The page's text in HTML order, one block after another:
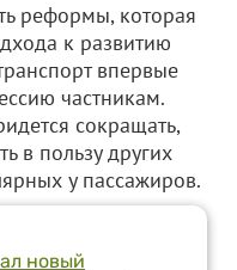
реформы, которая
к развитию
впервые
частникам.
сокращать,
в пользу других
у пассажиров.
новый